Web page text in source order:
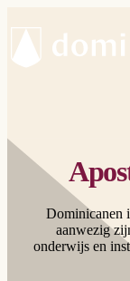
Dominicanen
aanwezig
onderwijs en